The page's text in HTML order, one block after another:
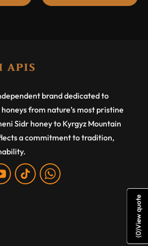
brand dedicated to
from nature’s most pristine
Sidr honey to Kyrgyz Mountain
a commitment to tradition,
You Tiktok WA
(
0
)
View quote